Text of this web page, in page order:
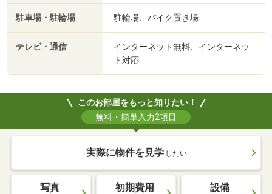
駐車場・駐輪場 駐輪場、バイク置き場
テレビ・通信
インターネット無料、インターネッ
ト対応
このお部屋をもっと知りたい！
無料・簡単入力2項目
実際に物件を見学 したい
写真 初期費用 設備